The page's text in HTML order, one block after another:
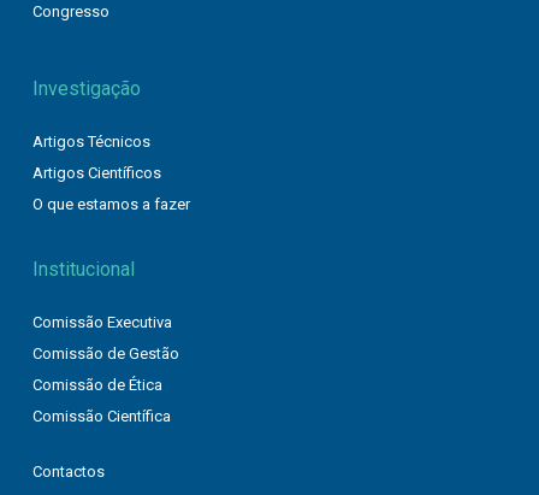
Congresso
Investigação
Artigos Técnicos
Artigos Científicos
O que estamos a fazer
Institucional
Comissão Executiva
Comissão de Gestão
Comissão de Ética
Comissão Científica
Contactos